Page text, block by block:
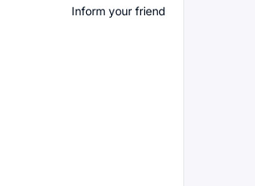
Inform your friend